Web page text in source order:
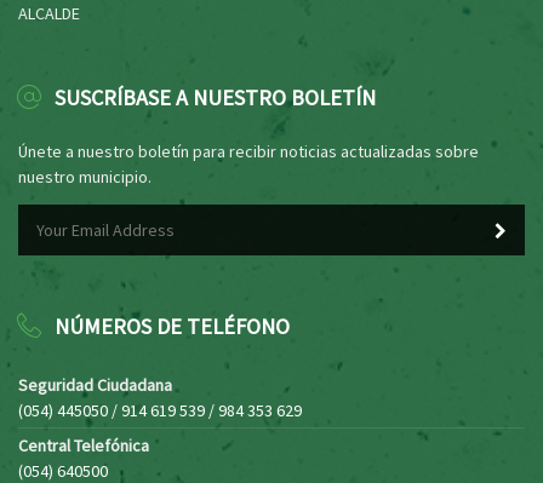
ALCALDE
SUSCRÍBASE A NUESTRO BOLETÍN
Únete a nuestro boletín para recibir noticias actualizadas sobre
nuestro municipio.
NÚMEROS DE TELÉFONO
Seguridad Ciudadana
(054) 445050 / 914 619 539 / 984 353 629
Central Telefónica
(054) 640500